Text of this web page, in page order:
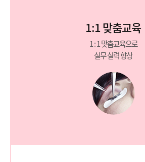
1:1 맞춤교육
1 : 1 맞춤교육으로
실무 실력 향상